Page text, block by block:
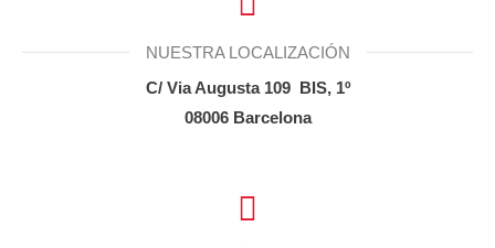
NUESTRA LOCALIZACIÓN
C/ Via Augusta 109 BIS, 1º
08006 Barcelona